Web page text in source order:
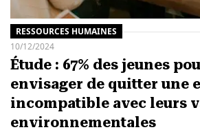
RESSOURCES HUMAINES
10/12/2024
Étude : 67% des jeunes
envisager de quitter une
incompatible avec leurs
environnementales